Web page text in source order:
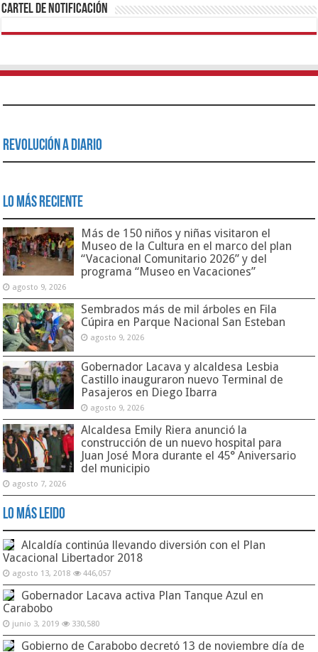
Cartel de Notificación
Revolución a Diario
Lo Más Reciente
Más de 150 niños y niñas visitaron el
Museo de la Cultura en el marco del plan
“Vacacional Comunitario 2026” y del
programa “Museo en Vacaciones”
agosto 9, 2026
Sembrados más de mil árboles en Fila
Cúpira en Parque Nacional San Esteban
agosto 9, 2026
Gobernador Lacava y alcaldesa Lesbia
Castillo inauguraron nuevo Terminal de
Pasajeros en Diego Ibarra
agosto 9, 2026
Alcaldesa Emily Riera anunció la
construcción de un nuevo hospital para
Juan José Mora durante el 45° Aniversario
del municipio
agosto 7, 2026
Lo Más Leido
Alcaldía continúa llevando diversión con el Plan
Vacacional Libertador 2018
agosto 13, 2018 446,057
Gobernador Lacava activa Plan Tanque Azul en
Carabobo
junio 3, 2019 330,580
Gobierno de Carabobo decretó 13 de noviembre día de